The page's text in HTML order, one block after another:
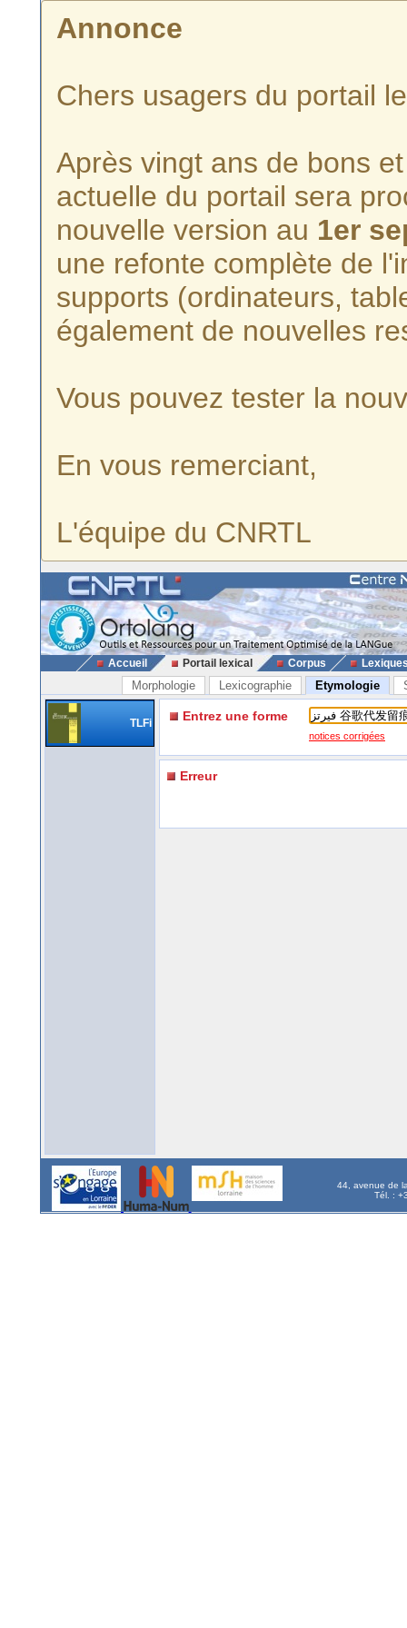
Annonce
Chers usagers du portail
Après vingt ans de bons
actuelle du portail sera
nouvelle version au 1er
une refonte complète de
supports (ordinateurs,
également de nouvelles
Vous pouvez tester la
En vous remerciant,
L'équipe du CNRTL
Accueil Portail lexical Corpus
Morphologie Lexicographie Etymologie
TLFi Entrez une forme
notices corrigées
Erreur
44, avenue de
Tél. :